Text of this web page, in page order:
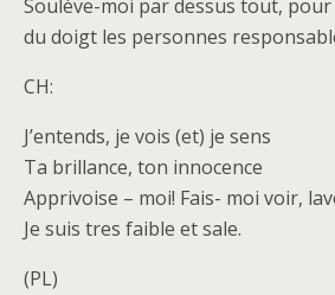
Soulève-moi par dessus tout, pour
du doigt les personnes
CH:
J’entends, je vois (et) je sens
Ta brillance, ton innocence
Apprivoise – moi! Fais- moi voir,
Je suis tres faible et sale.
(PL)